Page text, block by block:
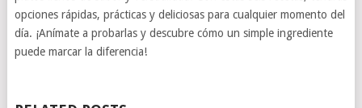
opciones rápidas, prácticas y deliciosas para cualquier momento del
día. ¡Anímate a probarlas y descubre cómo un simple ingrediente
puede marcar la diferencia!